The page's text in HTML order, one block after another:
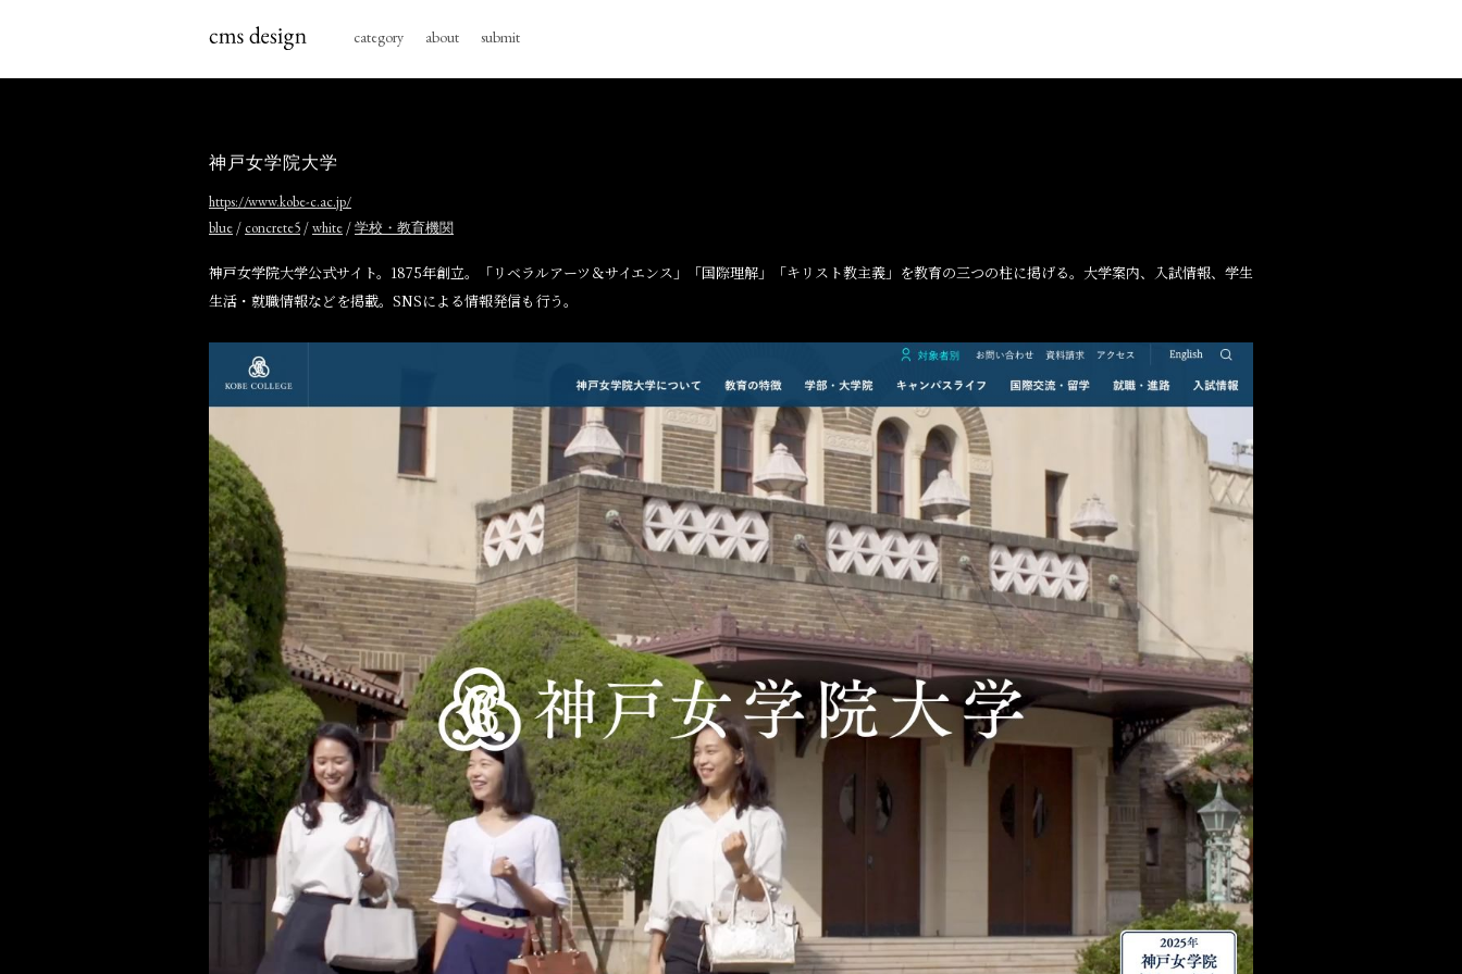
category about submit
神戸女学院大学
https://www.kobe-c.ac.jp/
blue / concrete5 /white /学校・教育機関
神戸女学院大学公式サイト。1875年創立。「リベラルアーツ＆サイエンス」「国際理解」「キリスト教主義」を教育の三つの柱に掲げる。大学案内、入試情報、学生
生活・就職情報などを掲載。SNSによる情報発信も行う。